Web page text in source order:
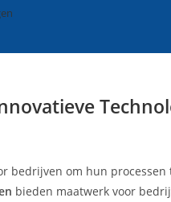
bedrijven om hun
bieden maatwerk voor